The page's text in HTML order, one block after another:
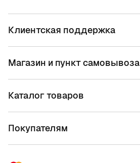
Клиентская поддержка
Магазин и пункт самовывоза
Каталог товаров
Покупателям